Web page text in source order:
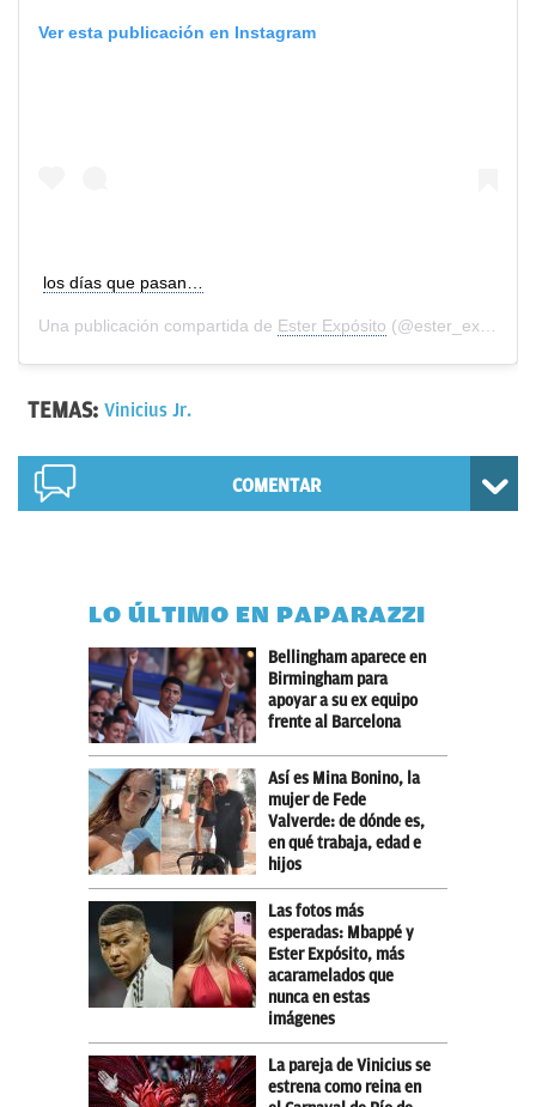
Ver esta publicación en Instagram
los días que pasan…
Una publicación compartida de Ester Expósito (@ester_exposito) el
TEMAS: Vinicius Jr.
COMENTAR
LO ÚLTIMO EN PAPARAZZI
Bellingham aparece en
Birmingham para
apoyar a su ex equipo
frente al Barcelona
Así es Mina Bonino, la
mujer de Fede
Valverde: de dónde es,
en qué trabaja, edad e
hijos
Las fotos más
esperadas: Mbappé y
Ester Expósito, más
acaramelados que
nunca en estas
imágenes
La pareja de Vinicius se
estrena como reina en